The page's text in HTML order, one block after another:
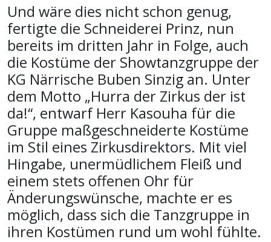
Und wäre dies nicht schon genug,
fertigte die Schneiderei Prinz, nun
bereits im dritten Jahr in Folge, auch
die Kostüme der Showtanzgruppe der
KG Närrische Buben Sinzig an. Unter
dem Motto „Hurra der Zirkus der ist
da!“, entwarf Herr Kasouha für die
Gruppe maßgeschneiderte Kostüme
im Stil eines Zirkusdirektors. Mit viel
Hingabe, unermüdlichem Fleiß und
einem stets offenen Ohr für
Änderungswünsche, machte er es
möglich, dass sich die Tanzgruppe in
ihren Kostümen rund um wohl fühlte.